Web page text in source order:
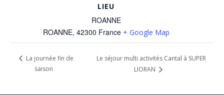
LIEU
ROANNE
ROANNE, 42300 France + Google Map
La journée fin de
saison
Le séjour multi activités Cantal à SUPER
LIORAN